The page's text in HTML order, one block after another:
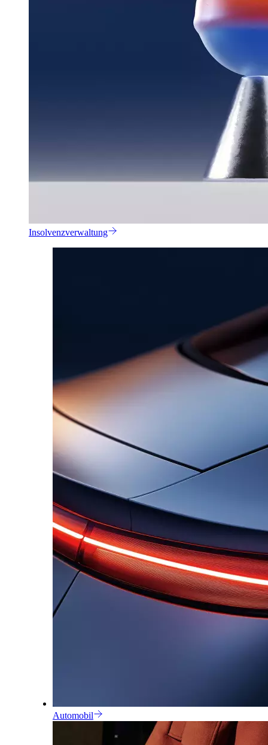
Insolvenzverwaltung
Automobil